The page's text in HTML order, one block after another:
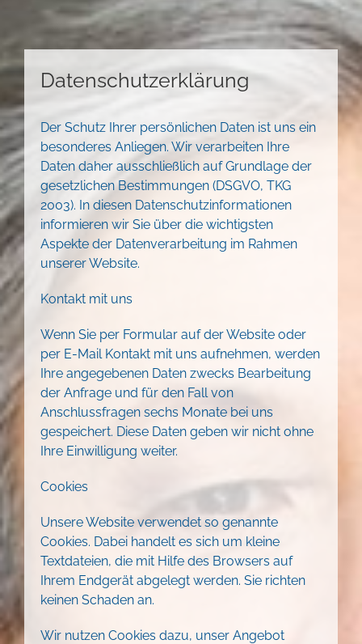
Datenschutzerklärung
Der Schutz Ihrer persönlichen Daten ist uns ein
besonderes Anliegen. Wir verarbeiten Ihre
Daten daher ausschließlich auf Grundlage der
gesetzlichen Bestimmungen (DSGVO, TKG
2003). In diesen Datenschutzinformationen
informieren wir Sie über die wichtigsten
Aspekte der Datenverarbeitung im Rahmen
unserer Website.
Kontakt mit uns
Wenn Sie per Formular auf der Website oder
per E-Mail Kontakt mit uns aufnehmen, werden
Ihre angegebenen Daten zwecks Bearbeitung
der Anfrage und für den Fall von
Anschlussfragen sechs Monate bei uns
gespeichert. Diese Daten geben wir nicht ohne
Ihre Einwilligung weiter.
Cookies
Unsere Website verwendet so genannte
Cookies. Dabei handelt es sich um kleine
Textdateien, die mit Hilfe des Browsers auf
Ihrem Endgerät abgelegt werden. Sie richten
keinen Schaden an.
Wir nutzen Cookies dazu, unser Angebot